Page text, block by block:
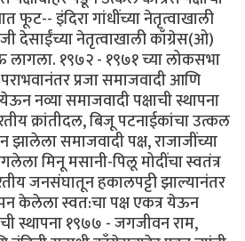
फूट-- इंदिरा गांधींच्या नेतृत्वाखाली
देसाईंच्या नेतृत्वाखाली काँग्रेस(ओ)
१९७२ - १९७१ च्या लोकसभा
प्रजा समाजवादी आणि
नव्या समाजवादी पक्षाची स्थापना
क्रांतीदल, बिजू पटनाईकांचा उत्कल
झालेला समाजवादी पक्ष, राजाजींच्या
मिनू मसानी-पिलू मोदींचा स्वतंत्र
जनसंघातून हकालपट्टी झाल्यानंतर
केलेला स्वत:चा पक्ष एकत्र येऊन
स्थापना १९७७ - जगजीवन राम,